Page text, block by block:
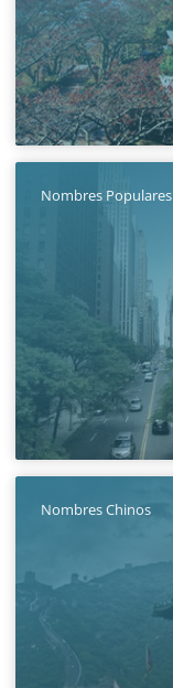
Nombres Populares
Nombres Chinos